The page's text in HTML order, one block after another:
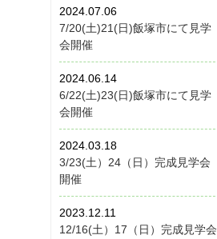
2024.07.06
7/20(土)21(日)飯塚市にて見学
会開催
2024.06.14
6/22(土)23(日)飯塚市にて見学
会開催
2024.03.18
3/23(土）24（日）完成見学会
開催
2023.12.11
12/16(土）17（日）完成見学会